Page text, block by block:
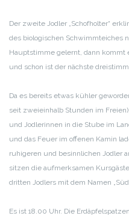
Der zweite Jodler „Schofholter“
des biologischen Schwimmteiches
Hauptstimme gelernt, dann kommt
und schon ist der nächste
Da es bereits etwas kühler
seit zweieinhalb Stunden im
und Jodlerinnen in die Stube im
und das Feuer im offenen Kamin
ruhigeren und besinnlichen Jodler
sitzen die aufmerksamen
dritten Jodlers mit dem Namen
Es ist 18.00 Uhr. Die